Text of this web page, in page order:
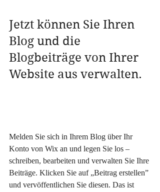
Jetzt können Sie Ihren
Blog und die
Blogbeiträge von Ihrer
Website aus verwalten.
Melden Sie sich in Ihrem Blog über Ihr
Konto von Wix an und legen Sie los –
schreiben, bearbeiten und verwalten Sie Ihre
Beiträge. Klicken Sie auf „Beitrag erstellen”
und vervöffentlichen Sie diesen. Das ist